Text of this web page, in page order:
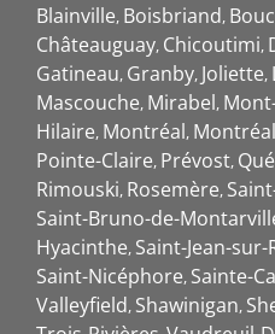
Blainville Boisbriand
Châteauguay Chicoutimi
Gatineau Granby Joliette
Mascouche Mirabel
Hilaire Montréal
Pointe-Claire Prévost
Rimouski Rosemère
Saint-Bruno-de-
Hyacinthe Saint-Jean-sur-
Saint-Nicéphore Sainte-
Valleyfield Shawinigan